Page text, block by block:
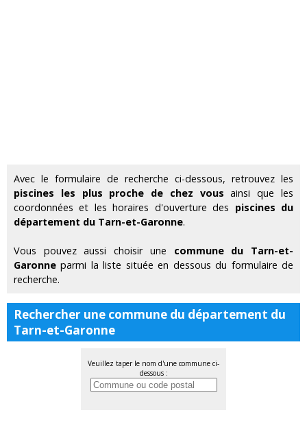
Avec le formulaire de recherche ci-dessous, retrouvez les
piscines les plus proche de chez vous ainsi que les
coordonnées et les horaires d'ouverture des piscines du
département du Tarn-et-Garonne.
Vous pouvez aussi choisir une commune du Tarn-et-
Garonne parmi la liste située en dessous du formulaire de
recherche.
Rechercher une commune du département du
Tarn-et-Garonne
Veuillez taper le nom d'une commune ci-
dessous :